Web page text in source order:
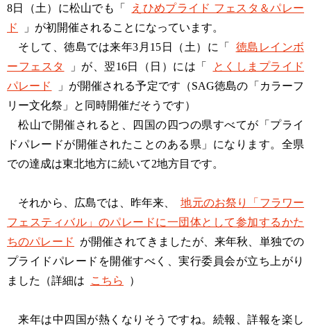
8日（土）に松山でも「
えひめプライド フェスタ＆パレー
ド
」が初開催されることになっています。
そして、徳島では来年3月15日（土）に「
徳島レインボ
ーフェスタ
」が、翌16日（日）には「
とくしまプライド
パレード
」が開催される予定です（SAG徳島の「カラーフ
リー文化祭」と同時開催だそうです）
松山で開催されると、四国の四つの県すべてが「プライ
ドパレードが開催されたことのある県」になります。全県
での達成は東北地方に続いて2地方目です。
それから、広島では、昨年来、
地元のお祭り「フラワー
フェスティバル」のパレードに一団体として参加するかた
ちのパレード
が開催されてきましたが、来年秋、単独での
プライドパレードを開催すべく、実行委員会が立ち上がり
ました（詳細は
こちら ）
来年は中四国が熱くなりそうですね。続報、詳報を楽し